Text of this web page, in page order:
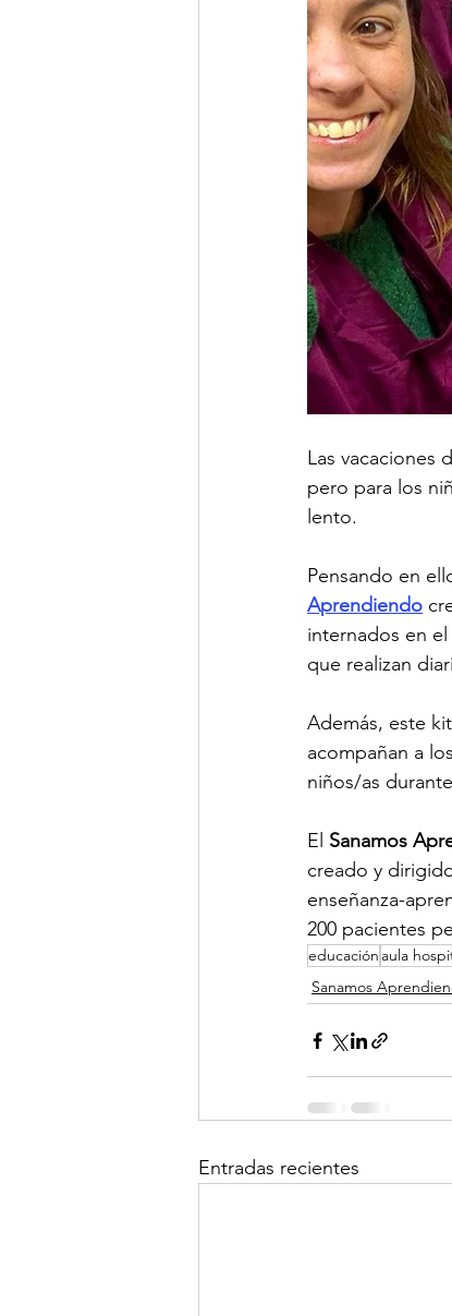
Las vacaciones
pero para los
lento.
Pensando en
Aprendiendo
internados en el
que realizan
Además, este
acompañan a
niños/as
El Sanamos
creado y
enseñanza-
200 pacientes
educación aula
Sanamos
Entradas recientes